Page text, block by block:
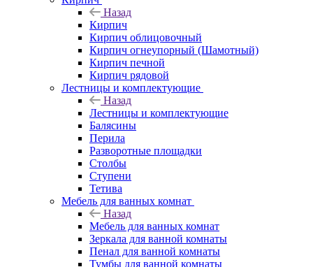
Назад
Кирпич
Кирпич облицовочный
Кирпич огнеупорный (Шамотный)
Кирпич печной
Кирпич рядовой
Лестницы и комплектующие
Назад
Лестницы и комплектующие
Балясины
Перила
Разворотные площадки
Столбы
Ступени
Тетива
Мебель для ванных комнат
Назад
Мебель для ванных комнат
Зеркала для ванной комнаты
Пенал для ванной комнаты
Тумбы для ванной комнаты